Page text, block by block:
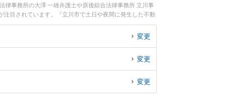
律事務所の大澤 一雄弁護士や原後綜合法律事務所 立川事
目されています。『立川市で土日や夜間に発生した不動
護士を検索したい』『初回相談無料で不動産・土地の相続
変更
変更
変更